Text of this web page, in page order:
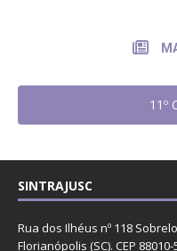
11º
SINTRAJUSC
Rua dos Ilhéus nº 118
Florianópolis (SC). CEP 88010-